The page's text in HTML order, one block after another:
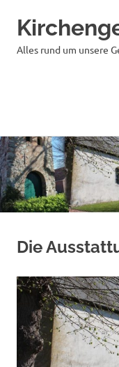
Zum
Inhalt
springen
Alles rund um unsere
Die